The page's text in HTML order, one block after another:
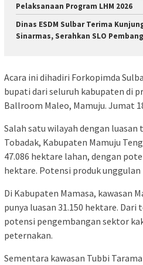
Pelaksanaan Program LHM 2026
Dinas ESDM Sulbar Terima
Sinarmas, Serahkan SLO
Acara ini dihadiri Forkopimda
bupati dari seluruh kabupaten di
Ballroom Maleo, Mamuju. Jumat
Salah satu wilayah dengan luasan
Tobadak, Kabupaten Mamuju
47.086 hektare lahan, dengan
hektare. Potensi produk unggulan
Di Kabupaten Mamasa, kawasan
punya luasan 31.150 hektare.
potensi pengembangan sektor
peternakan.
Sementara kawasan Tubbi